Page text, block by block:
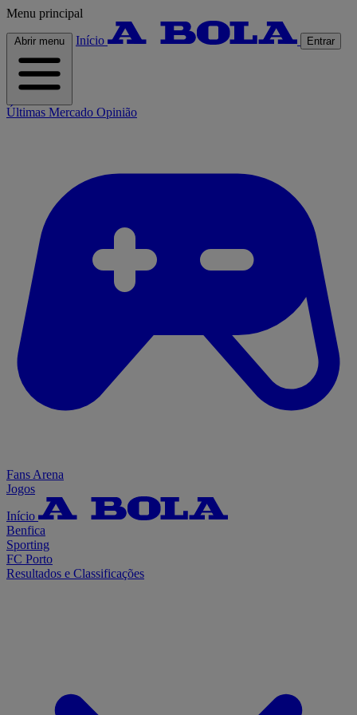
Menu principal
Abrir menu Início Entrar
Últimas Mercado Opinião
Fans Arena
Jogos
Início
Benfica
Sporting
FC Porto
Resultados e Classificações